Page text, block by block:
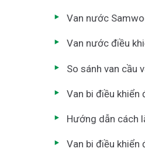
Van nước
Van nước điều
So sánh van cầu
Van bi điều khiển
Hướng dẫn cách
Van bi điều khiển